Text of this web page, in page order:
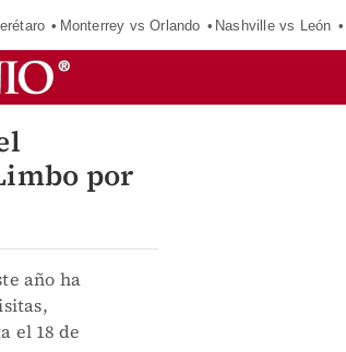
Monterrey vs Orlando Nashville vs León
por
año ha
el 18 de